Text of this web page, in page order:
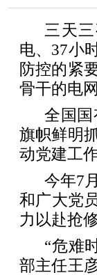
三天
电、37小
防控的紧
骨干的电
全国
旗帜鲜明
动党建工
今年7
和广大党
力以赴抢
“危难
部主任王